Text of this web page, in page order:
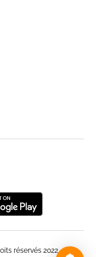
réservés 2022